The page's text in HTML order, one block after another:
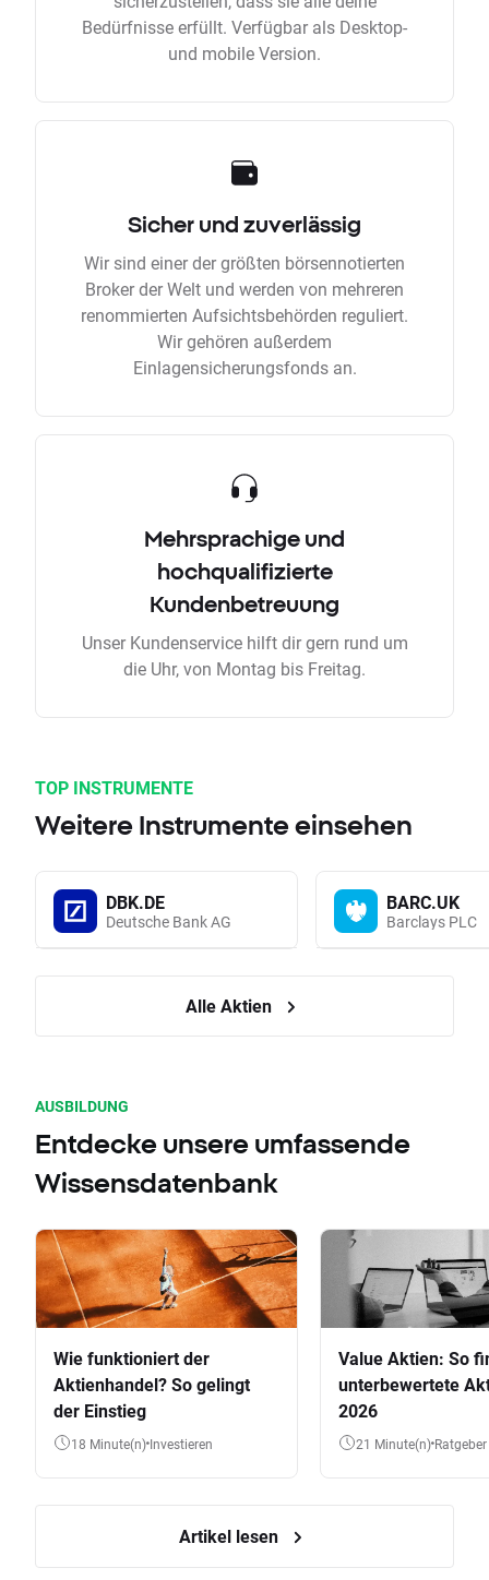
Bedürfnisse erfüllt. Verfügbar als Desktop-
und mobile Version.
Sicher und zuverlässig
Wir sind einer der größten börsennotierten
Broker der Welt und werden von mehreren
renommierten Aufsichtsbehörden reguliert.
Wir gehören außerdem
Einlagensicherungsfonds an.
Mehrsprachige und
hochqualifizierte
Kundenbetreuung
Unser Kundenservice hilft dir gern rund um
die Uhr, von Montag bis Freitag.
TOP INSTRUMENTE
Weitere Instrumente einsehen
DBK.DE
Deutsche Bank AG
BARC.UK
Barclays PLC
Alle Aktien
AUSBILDUNG
Entdecke unsere umfassende
Wissensdatenbank
Wie funktioniert der
Aktienhandel? So gelingt
der Einstieg
18 Minute(n) Investieren
Value Aktien: So
unterbewertete
2026
21 Minute(n) Ratgeber
Artikel lesen